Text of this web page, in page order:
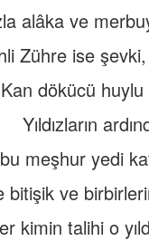
alâka ve
Zühre ise şevki,
Kan dökücü
Yıldızların
meşhur yedi
ve
kimin talihi o